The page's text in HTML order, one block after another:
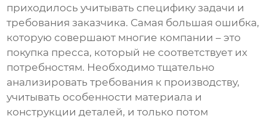
приходилось учитывать специфику задачи и
требования заказчика. Самая большая ошибка,
которую совершают многие компании – это
покупка пресса, который не соответствует их
потребностям. Необходимо тщательно
анализировать требования к производству,
учитывать особенности материала и
конструкции деталей, и только потом